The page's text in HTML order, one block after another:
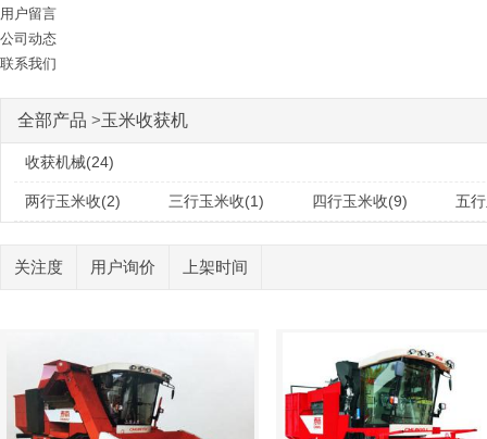
用户留言
公司动态
联系我们
全部产品 >玉米收获机
收获机械(24)
两行玉米收(2) 三行玉米收(1) 四行玉米收(9) 五
关注度 用户询价 上架时间